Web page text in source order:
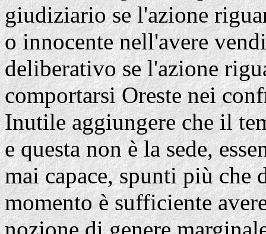
giudiziario se l'azione
o innocente nell'avere
deliberativo se l'azione
comportarsi Oreste nei
Inutile aggiungere che il
e questa non è la sede,
mai capace, spunti più che
momento è sufficiente